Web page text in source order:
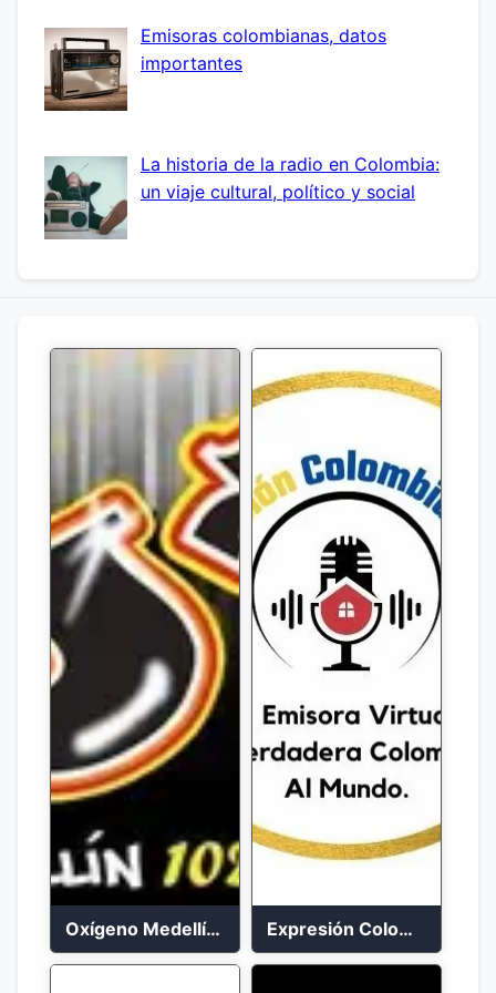
Emisoras colombianas, datos
importantes
La historia de la radio en Colombia:
un viaje cultural, político y social
Oxígeno Medellín 90.9 FM en vivo Expresión Colombia Radio en vivo 24/7